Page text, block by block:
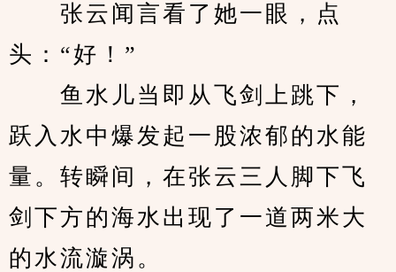
张云闻言看了她一眼，点
头：“好！”
鱼水儿当即从飞剑上跳下，
跃入水中爆发起一股浓郁的水能
量。转瞬间，在张云三人脚下飞
剑下方的海水出现了一道两米大
的水流漩涡。